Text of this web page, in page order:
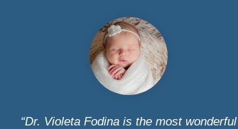
“Dr. Violeta Fodina is the most wonderful